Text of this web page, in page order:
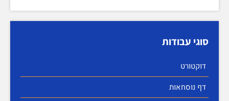
סוגי עבודות
דוקטורט
דף נוסחאות